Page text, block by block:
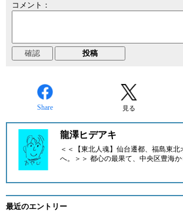
コメント：
Share 見る
龍澤ヒデアキ
＜＜【東北人魂】仙台遷都、福島東
へ。＞＞ 都心の最果て、中央区豊海か
最近のエントリー